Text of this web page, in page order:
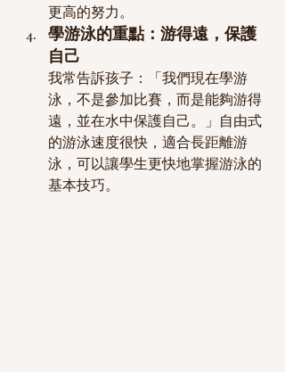
更高的努力。
學游泳的重點：游得遠，保護
自己
我常告訴孩子：「我們現在學游
泳，不是參加比賽，而是能夠游得
遠，並在水中保護自己。」自由式
的游泳速度很快，適合長距離游
泳，可以讓學生更快地掌握游泳的
基本技巧。